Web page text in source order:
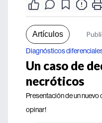
Artículos
Diagnósticos
Un caso de
necróticos
Presentación de un nuevo
opinar!